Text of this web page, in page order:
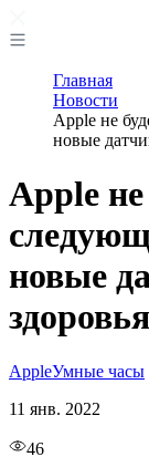
Главная
Новости
Apple не
новые
Apple не
новые
здоровья
AppleУмные часы
11 янв. 2022
46